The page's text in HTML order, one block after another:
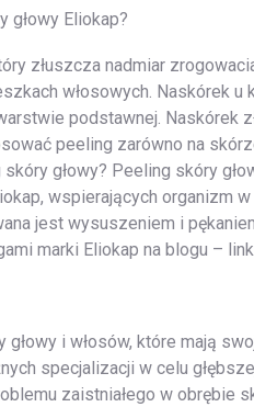
głowy Eliokap?
złuszcza nadmiar
włosowych. Naskórek
podstawnej. Naskórek
peeling zarówno na
głowy? Peeling skóry
wspierających organizm
jest wysuszeniem i
marki Eliokap na blogu – link
i włosów, które mają
specjalizacji w celu
zaistniałego w obrębie